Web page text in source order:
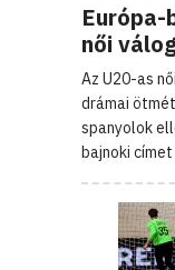
Európa-
női
Az U20-as
drámai
spanyolok
bajnoki